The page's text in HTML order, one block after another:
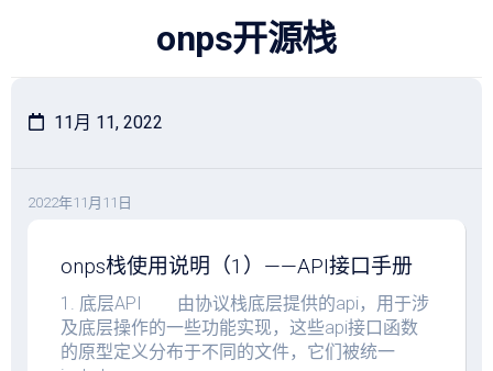
onps开源栈
11月 11, 2022
2022年11月11日
onps栈使用说明（1）——API接口手册
1. 底层API 由协议栈底层提供的api，用于涉
及底层操作的一些功能实现，这些api接口函数
的原型定义分布于不同的文件，它们被统一